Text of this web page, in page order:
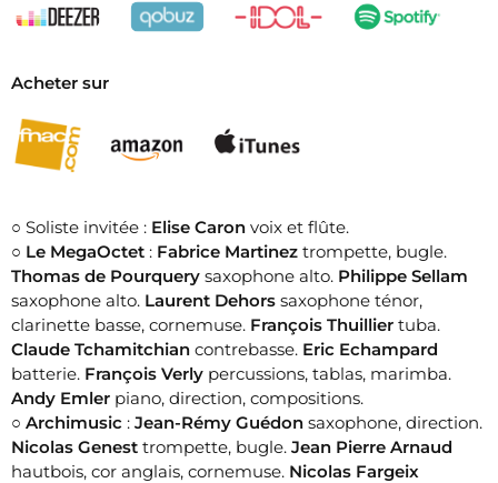
Acheter sur
○ Soliste invitée : Elise Caron voix et flûte.
○ Le MegaOctet : Fabrice Martinez trompette, bugle.
Thomas de Pourquery saxophone alto. Philippe Sellam
saxophone alto. Laurent Dehors saxophone ténor,
clarinette basse, cornemuse. François Thuillier tuba.
Claude Tchamitchian contrebasse. Eric Echampard
batterie. François Verly percussions, tablas, marimba.
Andy Emler piano, direction, compositions.
○ Archimusic : Jean-Rémy Guédon saxophone, direction.
Nicolas Genest trompette, bugle. Jean Pierre Arnaud
hautbois, cor anglais, cornemuse. Nicolas Fargeix